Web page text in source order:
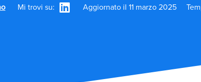
Mi trovi su: Aggiornato il 11 marzo 2025